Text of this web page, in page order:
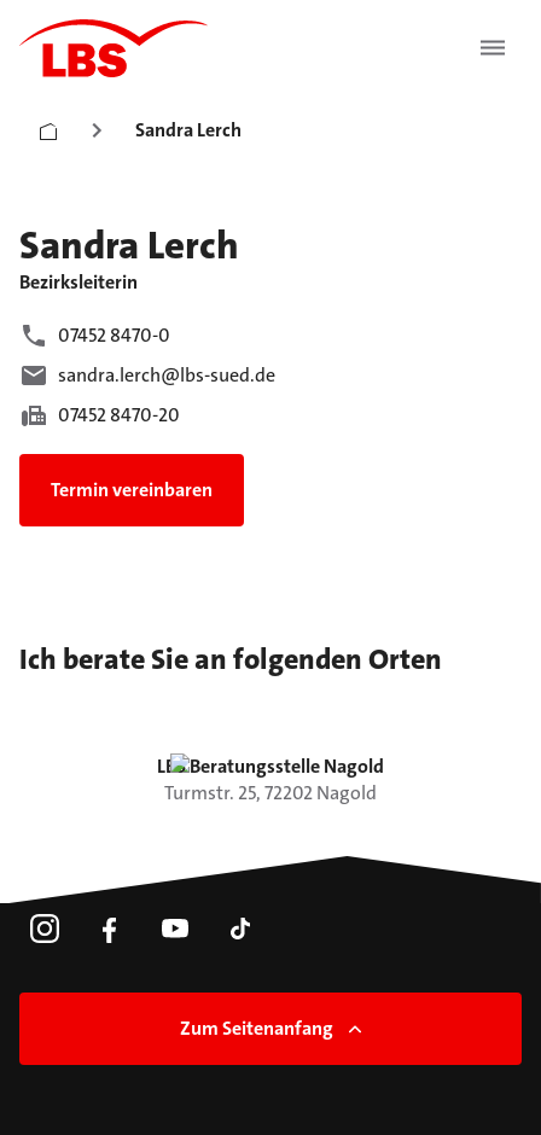
Sandra Lerch
Sandra Lerch
Bezirksleiterin
07452 8470-0
sandra.lerch@lbs-sued.de
07452 8470-20
Termin vereinbaren
Ich berate Sie an folgenden Orten
LBS Beratungsstelle Nagold
Turmstr. 25,72202Nagold
Zum Seitenanfang